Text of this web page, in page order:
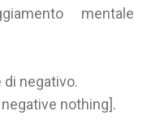
mentale
negativo.
nothing].